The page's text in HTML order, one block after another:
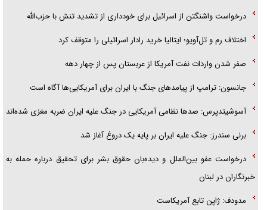
درخواست واشنگتن از اسرائیل برای خودداری از تشدید تنش با حزب‌الله
اختلاف رم و تل‌آویو؛ ایتالیا خرید رادار اسرائیلی را متوقف کرد
صفر شدن واردات نفت آمریکا از عربستان پس از چهار دهه
جانسون: ترامپ از پیامد‌های جنگ با ایران برای آمریکایی‌ها آگاه است
آسوشیتدپرس: صد‌ها نظامی آمریکایی در جنگ علیه ایران ضربه مغزی شده‌اند
برنی سندرز: جنگ علیه ایران بر پایه یک دروغ آغاز شد
درخواست عفو بین‌الملل و دیده‌بان حقوق بشر برای تحقیق درباره حمله به
خبرنگاران در لبنان
مدودف: ژاپن تابع آمریکاست